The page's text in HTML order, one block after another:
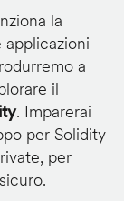
la
a
il
. Imparerai
per Solidity
per